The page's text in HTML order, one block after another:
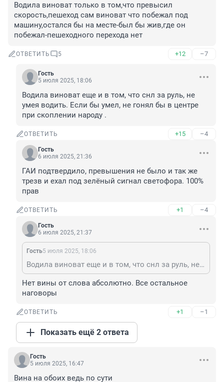
Водила виноват только в том,что превысил
скорость,пешеход сам виноват что побежал под
машину,остался бы на месте-был бы жив,где он
побежал-пешеходного перехода нет
ОТВЕТИТЬ 5 +12 –7
Гость
5 июля 2025, 18:06
Водила виноват еще и в том, что снл за руль, не
умея водить. Если бы умел, не гонял бы в центре
при скоплении народу .
ОТВЕТИТЬ +15 –4
Гость
6 июля 2025, 21:36
ГАИ подтвердило, превышения не было и так же
трезв и ехал под зелёный сигнал светофора. 100%
прав
ОТВЕТИТЬ +1 –4
Гость
6 июля 2025, 21:37
Гость5 июля 2025, 18:06
Водила виноват еще и в том, что снл за руль, не умея водить. Если бы умел, не гонял бы в центре при скоплении народу .
Нет вины от слова абсолютно. Все остальное
наговоры
ОТВЕТИТЬ +1 –1
Показать ещё 2 ответа
Гость
5 июля 2025, 16:47
Вина на обоих ведь по сути